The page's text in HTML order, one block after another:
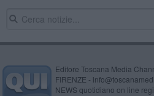
Editore Toscana Media
FIRENZE -
NEWS quotidiano on line